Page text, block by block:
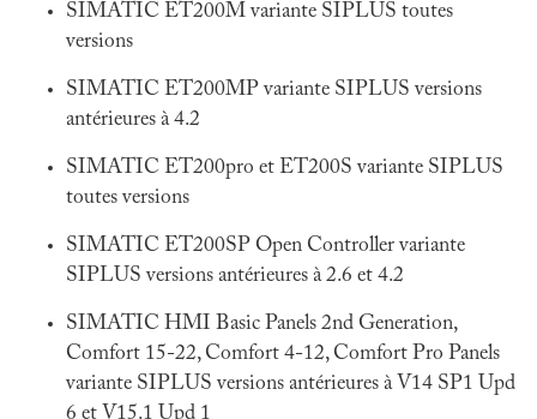
SIMATIC ET200M variante SIPLUS toutes
versions
SIMATIC ET200MP variante SIPLUS versions
antérieures à 4.2
SIMATIC ET200pro et ET200S variante SIPLUS
toutes versions
SIMATIC ET200SP Open Controller variante
SIPLUS versions antérieures à 2.6 et 4.2
SIMATIC HMI Basic Panels 2nd Generation,
Comfort 15-22, Comfort 4-12, Comfort Pro Panels
variante SIPLUS versions antérieures à V14 SP1 Upd
6 et V15.1 Upd 1